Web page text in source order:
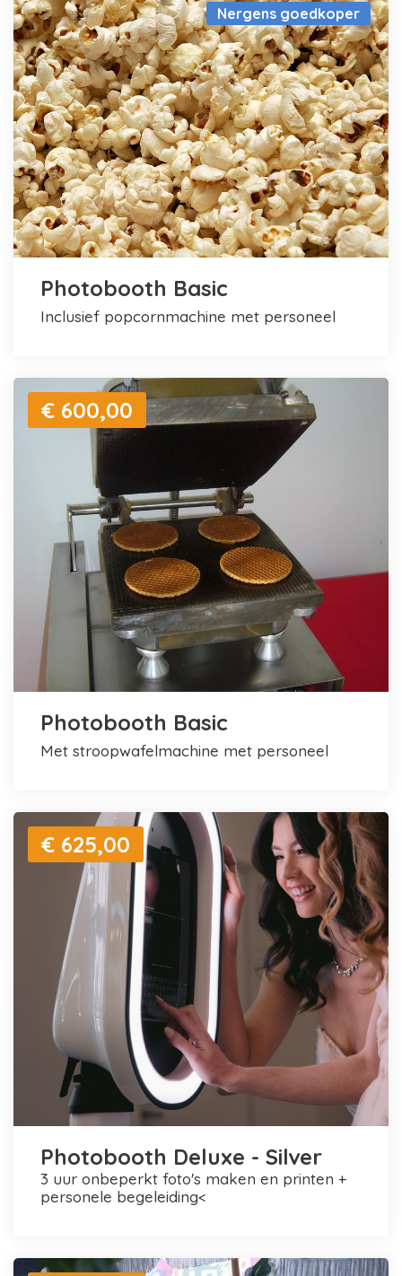
Nergens goedkoper
Photobooth Basic
inclusief popcornmachine met personeel
€ 600,00
Photobooth Basic
met stroopwafelmachine met personeel
€ 625,00
Photobooth Deluxe - Silver
3 uur onbeperkt foto's maken en printen +
personele begeleiding<